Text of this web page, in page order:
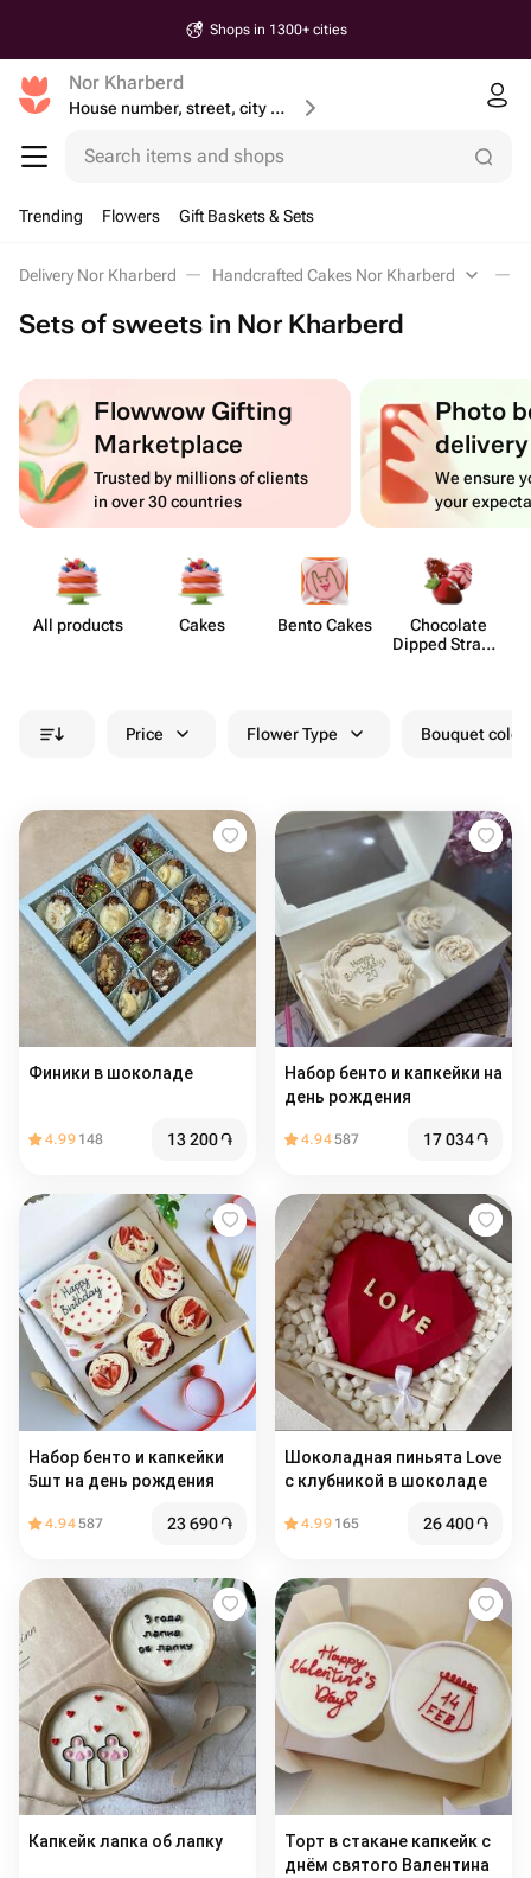
Shops in 1300+ cities
Nor Kharberd
House number, street, city or postcode
Search items and shops
Trending Flowers Gift Baskets & Sets
Delivery Nor Kharberd Handcrafted Cakes Nor Kharberd
Sets of sweets in Nor Kharberd
Flowwow Gifting
Marketplace
Trusted by millions of clients
in over 30 countries
Photo
delivery
We ensure
your
All products Cakes Bento Cakes
Chocolate
Dipped Strawb​
Price Flower Type Bouquet
Финики в шоколаде
4.99 148 13 200֏
Набор бенто и капкейки на
день рождения
4.94587 17 034֏
Набор бенто и капкейки
5шт на день рождения
4.94587 23 690֏
Шоколадная пиньята Love
с клубникой в шоколаде
4.99 165 26 400֏
Капкейк лапка об лапку
Торт в стакане капкейк с
днём святого Валентина